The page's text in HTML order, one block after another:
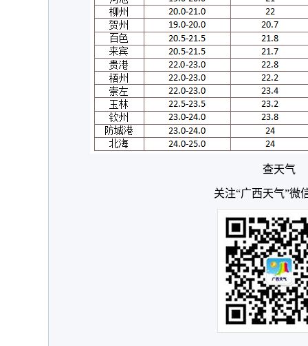
查天气
关注“广西天气”微